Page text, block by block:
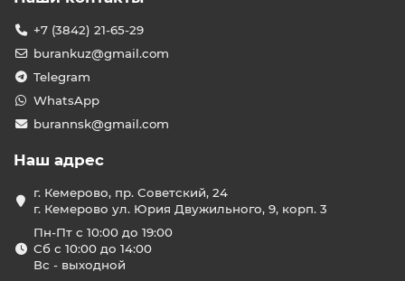
+7 (3842) 21-65-29
burankuz@gmail.com
Telegram
WhatsApp
burannsk@gmail.com
Наш адрес
г. Кемерово, пр. Советский, 24
г. Кемерово ул. Юрия Двужильного, 9, корп. 3
Пн-Пт с 10:00 до 19:00
Сб с 10:00 до 14:00
Вс - выходной